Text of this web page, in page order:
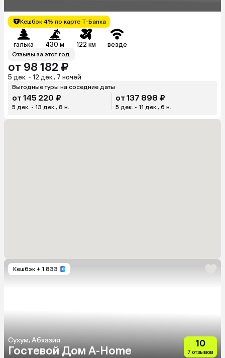
Кешбэк 4% по карте Т-Банка
галька 430 м 122 км везде
Отзывы за этот год
от 98 182 ₽
5 дек. - 12 дек., 7 ночей
Выгодные туры на соседние даты
от 145 220 ₽
5 дек. - 13 дек., 8 н.
от 137 898 ₽
5 дек. - 11 дек., 6 н.
Кешбэк + 1 833
Сухум, Абхазия
Гостевой Дом A-Home
10
7 отзывов